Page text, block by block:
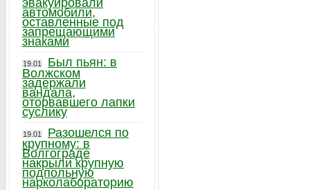
эвакуировали
автомобили,
оставленные под
запрещающими
знаками
19.01
Был пьян: в
Волжском
задержали
вандала,
оторвавшего лапки
суслику
19.01
Разошелся по
крупному: в
Волгограде
накрыли крупную
подпольную
нарколабораторию